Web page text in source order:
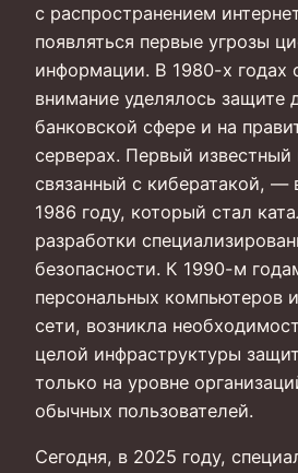
с распространением
появляться первые угрозы
информации. В 1980-х годах
внимание уделялось защите
банковской сфере и на
серверах. Первый известный
связанный с кибератакой, —
1986 году, который стал
разработки
безопасности. К 1990-м
персональных компьютеров
сети, возникла
целой инфраструктуры
только на уровне
обычных пользователей.
Сегодня, в 2025 году,